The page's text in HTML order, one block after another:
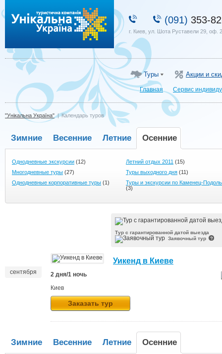
(091) 353-
г. Киев, ул. Шота Руставели 29, оф.
Туры Акции и
Главная Сервис
"Унікальна Україна" | Календарь туров
Зимние Весенние Летние Осенние
Однодневные экскурсии (12) Летний отдых 2011 (15)
Многодневные туры (27) Туры выходного дня (11)
Однодневные корпоративные туры (1)
Туры и экскурсии по Каменец-
(3)
Тур с гарантированной датой выезда
Заявочный тур
сентября
Уикенд в Киеве
2 дня/1 ночь
Киев
Заказать тур
Зимние Весенние Летние Осенние